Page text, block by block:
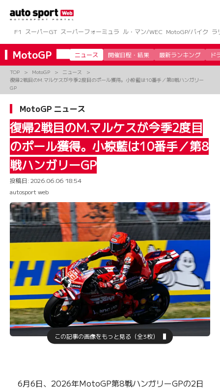
ツ
へ
ス
キ
F1 スーパーGT スーパーフォーミュラ ル・マン/WEC MotoGP/バイク ラ
MotoGP ニュース 開催日程・結果 最新ランキング ド
TOP MotoGP
ニュース
復帰2戦目のM.マルケスが今季2度目のポール獲得。小椋藍は10番手／第8戦ハンガリー
GP
MotoGP ニュース
復帰2戦目のM.マルケスが今季2度目
のポール獲得。小椋藍は10番手／第8
戦ハンガリーGP
投稿日: 2026.06.06 18:54
autosport web
この記事の画像をもっと見る（全3枚）
6月6日、2026年MotoGP第8戦ハンガリーGPの2日